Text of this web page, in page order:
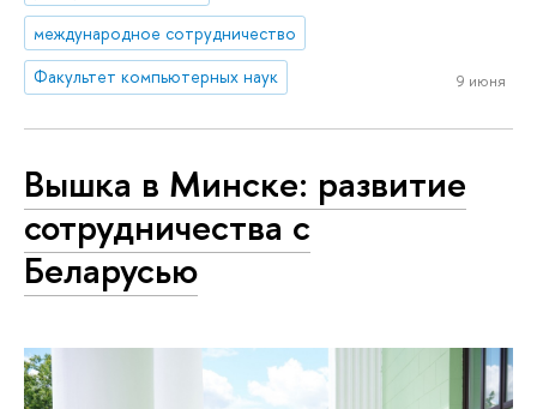
международное сотрудничество
Факультет компьютерных наук
9 июня
Вышка в Минске: развитие
сотрудничества с
Беларусью